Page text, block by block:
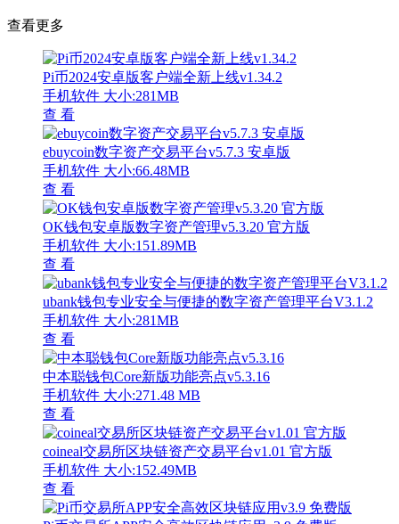
查看更多
Pi币2024安卓版客户端全新上线v1.34.2
手机软件 大小:281MB
查 看
ebuycoin数字资产交易平台v5.7.3 安卓版
手机软件 大小:66.48MB
查 看
OK钱包安卓版数字资产管理v5.3.20 官方版
手机软件 大小:151.89MB
查 看
ubank钱包专业安全与便捷的数字资产管理平台V3.1.2
手机软件 大小:281MB
查 看
中本聪钱包Core新版功能亮点v5.3.16
手机软件 大小:271.48 MB
查 看
coineal交易所区块链资产交易平台v1.01 官方版
手机软件 大小:152.49MB
查 看